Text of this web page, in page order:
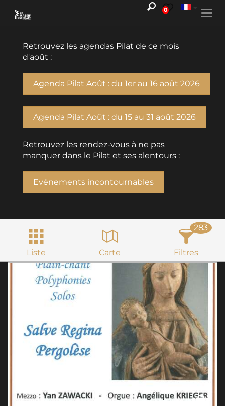
0
Retrouvez les agendas Pilat de ce mois
d'août :
Agenda Pilat Août : du 1er au 16 août 2026
Agenda Pilat Août : du 15 au 31 août 2026
Retrouvez les rendez-vous à ne pas
manquer dans le Pilat et ses alentours :
Evénements incontournables
Liste Carte Filtres
283